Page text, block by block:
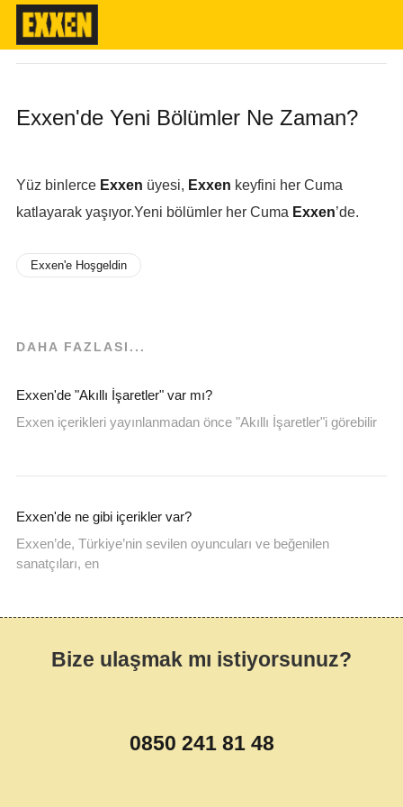
Exxen'de Yeni Bölümler Ne Zaman?
Yüz binlerce Exxen üyesi, Exxen keyfini her Cuma
katlayarak yaşıyor.Yeni bölümler her Cuma Exxen’de.
Exxen'e Hoşgeldin
DAHA FAZLASI...
Exxen'de "Akıllı İşaretler" var mı?
Exxen içerikleri yayınlanmadan önce "Akıllı İşaretler"i görebilir
Exxen'de ne gibi içerikler var?
Exxen’de, Türkiye’nin sevilen oyuncuları ve beğenilen
sanatçıları, en
Bize ulaşmak mı istiyorsunuz?
0850 241 81 48